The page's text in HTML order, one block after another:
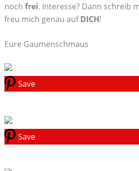
noch frei. Interesse? Dann schreib
freu mich genau aufDICH!
Eure Gaumenschmaus
Save
Save